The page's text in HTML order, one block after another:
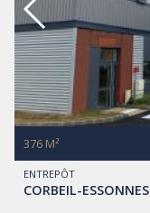
ENTREPÔT
CORBEIL-ESSONNES
376 M²